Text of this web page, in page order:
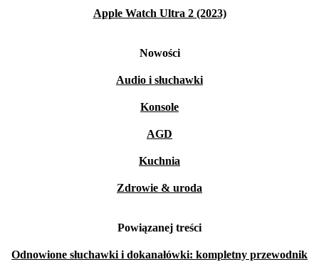
Apple Watch Ultra 2 (2023)
Nowości
Audio i słuchawki
Konsole
AGD
Kuchnia
Zdrowie & uroda
Powiązanej treści
Odnowione słuchawki i dokanałówki: kompletny przewodnik